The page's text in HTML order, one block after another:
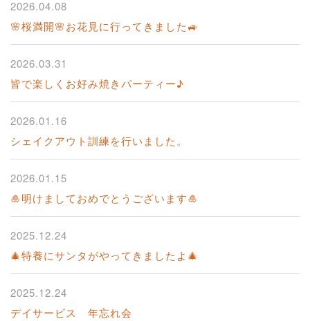
2026.04.08
🌸桜満開🌸お花見に行ってきました🚙
2026.03.31
皆で楽しくお好み焼きパーティー♪
2026.01.16
シェイクアウト訓練を行いました。
2026.01.15
🎍明けましておめでとうございます🎍
2025.12.24
🎄特養にサンタがやってきましたよ🎄
2025.12.24
デイサービス 年忘れ会